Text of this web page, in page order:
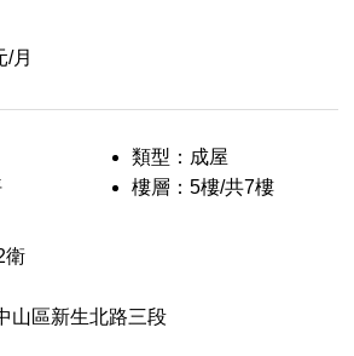
/月
類型：成屋
樓層：5樓/共7樓
衛
山區新生北路三段